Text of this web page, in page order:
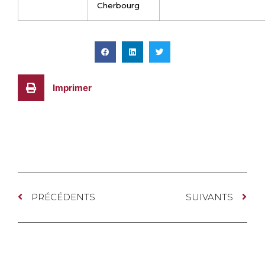
Cherbourg
Imprimer
PRÉCÉDENTS SUIVANTS